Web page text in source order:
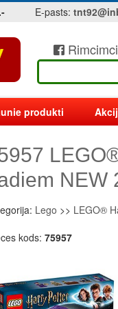
E-pasts:
produkti
NEW
Lego >> LEGO®
kods: 75957